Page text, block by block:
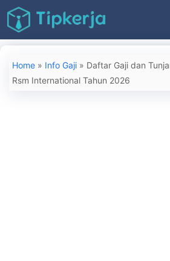
Langsung
ke
isi
Home » Info Gaji » Daftar Gaji dan
Rsm International Tahun 2026